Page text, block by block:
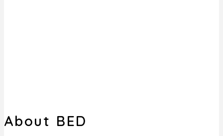
About BED